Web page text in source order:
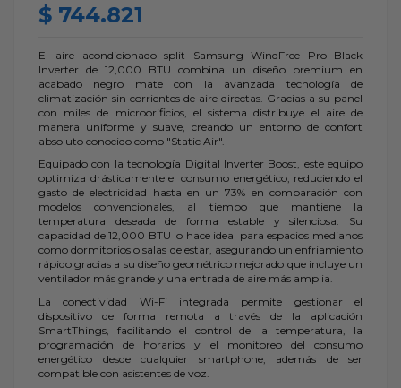
$ 744.821
El aire acondicionado split Samsung WindFree Pro Black
Inverter de 12,000 BTU combina un diseño premium en
acabado negro mate con la avanzada tecnología de
climatización sin corrientes de aire directas. Gracias a su panel
con miles de microorificios, el sistema distribuye el aire de
manera uniforme y suave, creando un entorno de confort
absoluto conocido como "Static Air".
Equipado con la tecnología Digital Inverter Boost, este equipo
optimiza drásticamente el consumo energético, reduciendo el
gasto de electricidad hasta en un 73% en comparación con
modelos convencionales, al tiempo que mantiene la
temperatura deseada de forma estable y silenciosa. Su
capacidad de 12,000 BTU lo hace ideal para espacios medianos
como dormitorios o salas de estar, asegurando un enfriamiento
rápido gracias a su diseño geométrico mejorado que incluye un
ventilador más grande y una entrada de aire más amplia.
La conectividad Wi-Fi integrada permite gestionar el
dispositivo de forma remota a través de la aplicación
SmartThings, facilitando el control de la temperatura, la
programación de horarios y el monitoreo del consumo
energético desde cualquier smartphone, además de ser
compatible con asistentes de voz.